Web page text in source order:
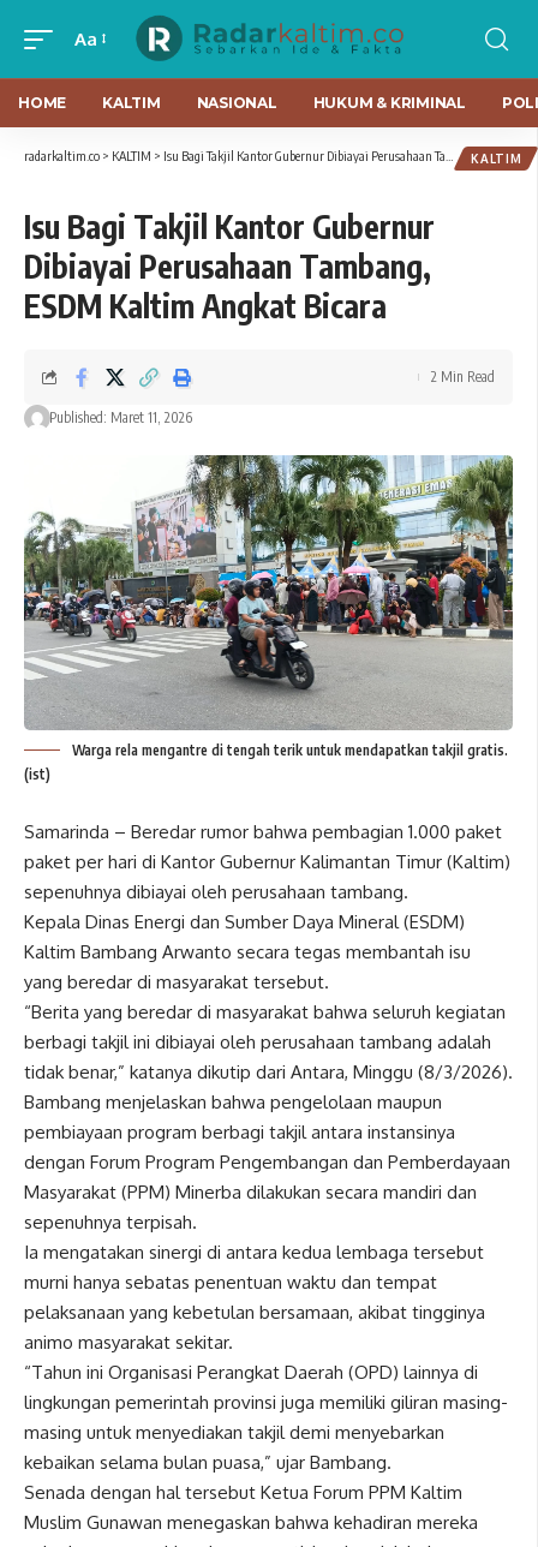
Aa
HOME KALTIM NASIONAL HUKUM & KRIMINAL
radarkaltim.co > KALTIM > Isu Bagi Takjil Kantor Gubernur Dibiayai Perusahaan Tambang, ESDM Kaltim Angkat Bicara KALTIM
Isu Bagi Takjil Kantor Gubernur
Dibiayai Perusahaan Tambang,
ESDM Kaltim Angkat Bicara
Published: Maret 11, 2026
2 Min Read
Warga rela mengantre di tengah terik untuk mendapatkan takjil gratis.
(ist)
Samarinda – Beredar rumor bahwa pembagian 1.000 paket
paket per hari di Kantor Gubernur Kalimantan Timur (Kaltim)
sepenuhnya dibiayai oleh perusahaan tambang.
Kepala Dinas Energi dan Sumber Daya Mineral (ESDM)
Kaltim Bambang Arwanto secara tegas membantah isu
yang beredar di masyarakat tersebut.
“Berita yang beredar di masyarakat bahwa seluruh kegiatan
berbagi takjil ini dibiayai oleh perusahaan tambang adalah
tidak benar,” katanya dikutip dari Antara, Minggu (8/3/2026).
Bambang menjelaskan bahwa pengelolaan maupun
pembiayaan program berbagi takjil antara instansinya
dengan Forum Program Pengembangan dan Pemberdayaan
Masyarakat (PPM) Minerba dilakukan secara mandiri dan
sepenuhnya terpisah.
Ia mengatakan sinergi di antara kedua lembaga tersebut
murni hanya sebatas penentuan waktu dan tempat
pelaksanaan yang kebetulan bersamaan, akibat tingginya
animo masyarakat sekitar.
“Tahun ini Organisasi Perangkat Daerah (OPD) lainnya di
lingkungan pemerintah provinsi juga memiliki giliran masing-
masing untuk menyediakan takjil demi menyebarkan
kebaikan selama bulan puasa,” ujar Bambang.
Senada dengan hal tersebut Ketua Forum PPM Kaltim
Muslim Gunawan menegaskan bahwa kehadiran mereka